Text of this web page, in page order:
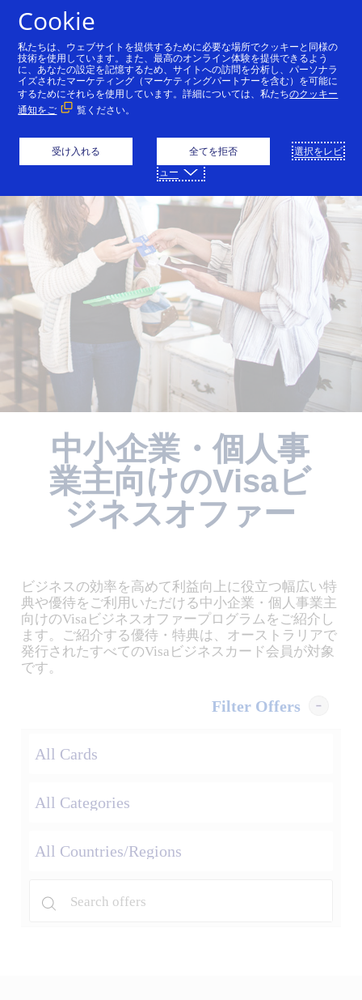
中小企業・個人事
業主向けのVisaビ
ジネスオファー
ビジネスの効率を高めて利益向上に役立つ幅広い特
典や優待をご利用いただける中小企業・個人事業主
向けのVisaビジネスオファープログラムをご紹介し
ます。ご紹介する優待・特典は、オーストラリアで
発行されたすべてのVisaビジネスカード会員が対象
です。
Filter Offers
Cookie
私たちは、ウェブサイトを提供するために必要な場所でクッキーと同様の
技術を使用しています。また、最高のオンライン体験を提供できるよう
に、あなたの設定を記憶するため、サイトへの訪問を分析し、パーソナラ
イズされたマーケティング（マーケティングパートナーを含む）を可能に
するためにそれらを使用しています。詳細については、私たちのクッキー
通知をご
覧ください。
受け入れる 全てを拒否
選択をレビ
ュー